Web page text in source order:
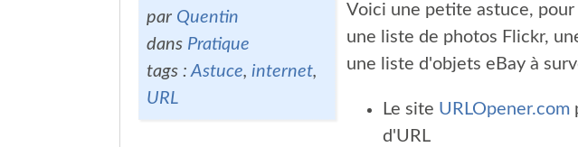
par Quentin
dans Pratique
tags :Astuce, internet,
URL
Voici une petite astuce,
une liste de photos Flickr,
une liste d'objets eBay à
Le site URLOpener.com
d'URL